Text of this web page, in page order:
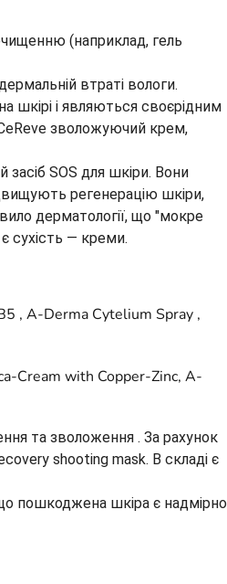
(наприклад, гель
втраті вологи.
шкірі і являються своєрідним
зволожуючий крем,
SOS для шкіри. Вони
регенерацію шкіри,
дерматології, що "мокре
сухість — креми.
, A-Derma Cytelium Spray ,
Cream with Copper-Zinc, A-
та зволоження . За рахунок
shooting mask. В складі є
пошкоджена шкіра є надмірно